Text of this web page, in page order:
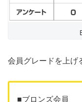
会員グレードを上げ
■ブロンズ会員